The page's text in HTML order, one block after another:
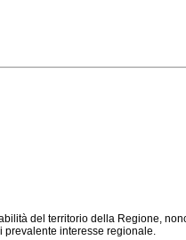
del territorio della Regione,
prevalente interesse regionale.